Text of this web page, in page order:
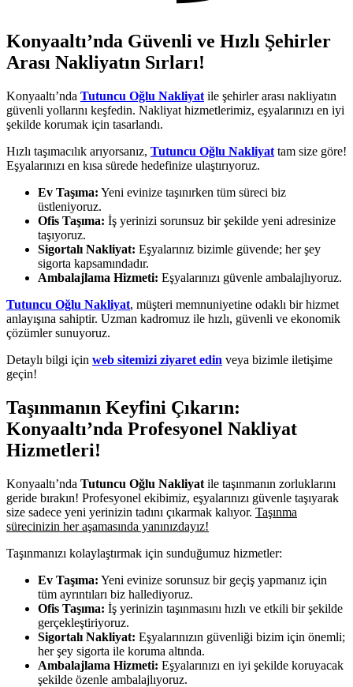
Konyaaltı’nda Güvenli ve Hızlı Şehirler
Arası Nakliyatın Sırları!
Konyaaltı’nda Tutuncu Oğlu Nakliyat ile şehirler arası nakliyatın
güvenli yollarını keşfedin. Nakliyat hizmetlerimiz, eşyalarınızı en iyi
şekilde korumak için tasarlandı.
Hızlı taşımacılık arıyorsanız, Tutuncu Oğlu Nakliyat tam size göre!
Eşyalarınızı en kısa sürede hedefinize ulaştırıyoruz.
Ev Taşıma: Yeni evinize taşınırken tüm süreci biz
üstleniyoruz.
Ofis Taşıma: İş yerinizi sorunsuz bir şekilde yeni adresinize
taşıyoruz.
Sigortalı Nakliyat: Eşyalarınız bizimle güvende; her şey
sigorta kapsamındadır.
Ambalajlama Hizmeti: Eşyalarınızı güvenle ambalajlıyoruz.
Tutuncu Oğlu Nakliyat, müşteri memnuniyetine odaklı bir hizmet
anlayışına sahiptir. Uzman kadromuz ile hızlı, güvenli ve ekonomik
çözümler sunuyoruz.
Detaylı bilgi için web sitemizi ziyaret edin veya bizimle iletişime
geçin!
Taşınmanın Keyfini Çıkarın:
Konyaaltı’nda Profesyonel Nakliyat
Hizmetleri!
Konyaaltı’nda Tutuncu Oğlu Nakliyat ile taşınmanın zorluklarını
geride bırakın! Profesyonel ekibimiz, eşyalarınızı güvenle taşıyarak
size sadece yeni yerinizin tadını çıkarmak kalıyor. Taşınma
sürecinizin her aşamasında yanınızdayız!
Taşınmanızı kolaylaştırmak için sunduğumuz hizmetler:
Ev Taşıma: Yeni evinize sorunsuz bir geçiş yapmanız için
tüm ayrıntıları biz hallediyoruz.
Ofis Taşıma: İş yerinizin taşınmasını hızlı ve etkili bir şekilde
gerçekleştiriyoruz.
Sigortalı Nakliyat: Eşyalarınızın güvenliği bizim için önemli;
her şey sigorta ile koruma altında.
Ambalajlama Hizmeti: Eşyalarınızı en iyi şekilde koruyacak
şekilde özenle ambalajlıyoruz.